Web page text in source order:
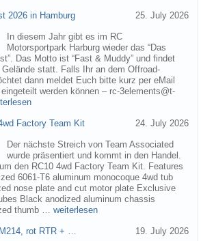
2026 in Hamburg 25. July 2026
In diesem Jahr gibt es im RC
Motorsportpark Harburg wieder das “Das
Das Motto ist “Fast & Muddy” und findet
statt. Falls Ihr an dem Offroad-
dann meldet Euch bitte kurz per eMail
werden können – rc-3elements@t-
Factory Team Kit 24. July 2026
Der nächste Streich von Team Associated
wurde präsentiert und kommt in den Handel.
den RC10 4wd Factory Team Kit. Features
6061-T6 aluminum monocoque 4wd tub
nose plate and cut motor plate Exclusive
Black anodized aluminum chassis
thumb … weiterlesen
rot RTR + … 19. July 2026